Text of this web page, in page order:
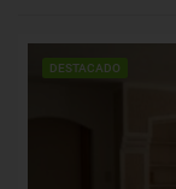
DESTACADO